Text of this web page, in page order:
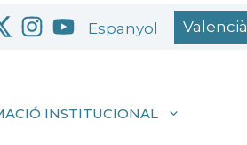
Espanyol Valencià
INSTITUCIONAL